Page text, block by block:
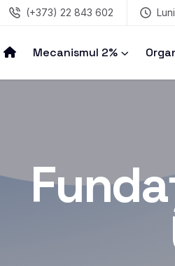
(+373) 22 843 602
Mecanismul 2%